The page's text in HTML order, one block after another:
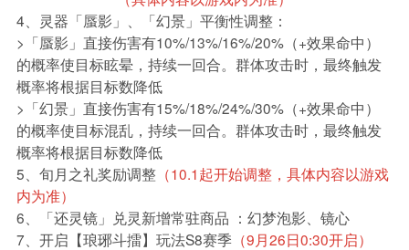
4、灵器「蜃影」、「幻景」平衡性调整：
>「蜃影」 直接伤害有10%/13%/16%/20%（+效果命中）
的概率使目标眩晕，持续一回合。群体攻击时，最终触发
概率将根据目标数降低
>「幻景」 直接伤害有15%/18%/24%/30%（+效果命中）
的概率使目标混乱，持续一回合。群体攻击时，最终触发
概率将根据目标数降低
5、旬月之礼奖励调整（10.1起开始调整，具体内容以游戏
内为准）
6、「还灵镜」兑灵新增常驻商品 ：幻梦泡影、镜心
7、开启【琅琊斗擂】玩法S8赛季（9月26日0:30开启）